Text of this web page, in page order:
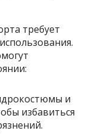
требует
и
избавиться